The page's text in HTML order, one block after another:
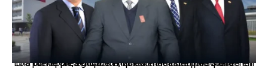
Los principales grupos empresariales del país mantienen una fuerte presencia en Áncash mediante inversiones en comercio, educación, salud e industria pesquera.